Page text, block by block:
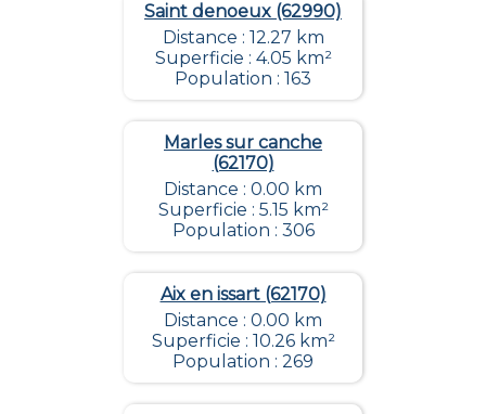
Saint denoeux (62990)
Distance : 12.27 km
Superficie : 4.05 km²
Population : 163
Marles sur canche
(62170)
Distance : 0.00 km
Superficie : 5.15 km²
Population : 306
Aix en issart (62170)
Distance : 0.00 km
Superficie : 10.26 km²
Population : 269